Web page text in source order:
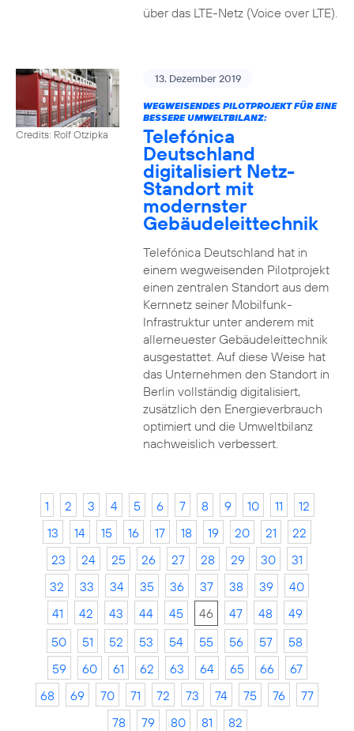
über das LTE-Netz (Voice over LTE).
Credits: Rolf Otzipka
13. Dezember 2019
WEGWEISENDES PILOTPROJEKT FÜR EINE
BESSERE UMWELTBILANZ:
Telefónica
Deutschland
digitalisiert Netz-
Standort mit
modernster
Gebäudeleittechnik
Telefónica Deutschland hat in
einem wegweisenden Pilotprojekt
einen zentralen Standort aus dem
Kernnetz seiner Mobilfunk-
Infrastruktur unter anderem mit
allerneuester Gebäudeleittechnik
ausgestattet. Auf diese Weise hat
das Unternehmen den Standort in
Berlin vollständig digitalisiert,
zusätzlich den Energieverbrauch
optimiert und die Umweltbilanz
nachweislich verbessert.
1 2 3 4 5 6 7 8 9 10 11
12
13
14 15 16 17 18 19 20 21
22
23
24 25 26 27 28 29 30
31
32
33 34 35 36 37 38 39
40
41
42 43 44 45 46 47 48
49
50
51 52 53 54 55 56 57
58
59
60 61 62 63 64 65 66
67
68
69 70 71 72 73 74 75 76
77
78
79 80 81 82